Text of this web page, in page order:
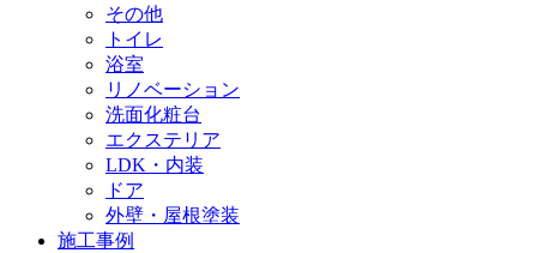
その他
トイレ
浴室
リノベーション
洗面化粧台
エクステリア
LDK・内装
ドア
外壁・屋根塗装
施工事例